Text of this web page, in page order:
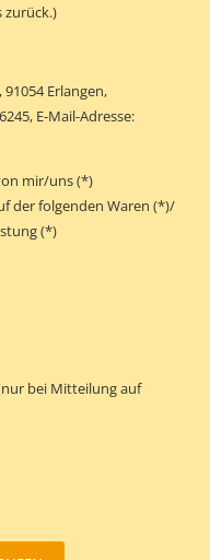
zurück.)
Erlangen,
E-Mail-Adresse:
mir/uns (*)
der folgenden Waren (*)/
(*)
bei Mitteilung auf